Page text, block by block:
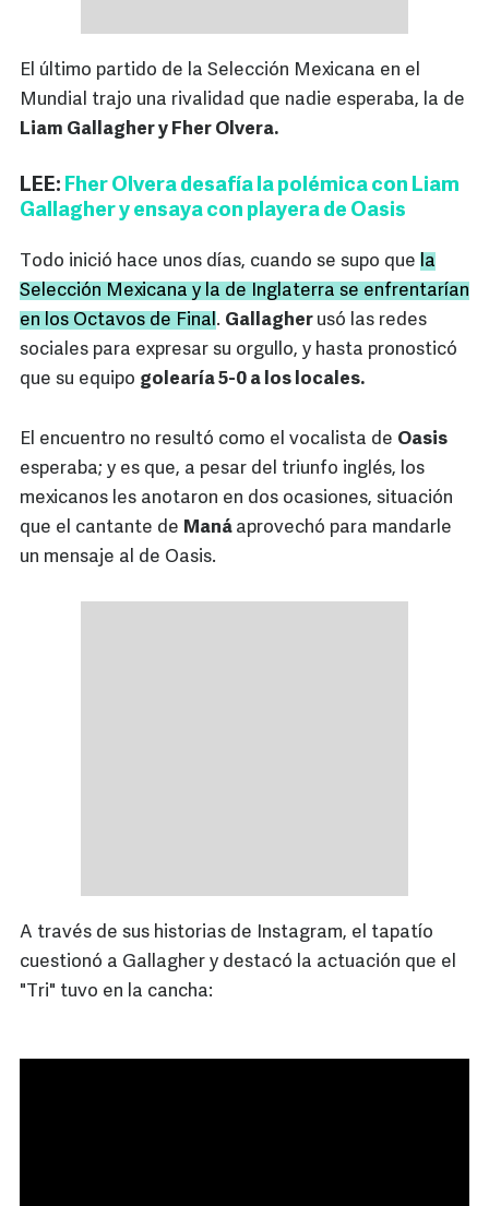
El último partido de la Selección Mexicana en el
Mundial trajo una rivalidad que nadie esperaba, la de
Liam Gallagher y Fher Olvera.
LEE: Fher Olvera desafía la polémica con Liam
Gallagher y ensaya con playera de Oasis
Todo inició hace unos días, cuando se supo que la
Selección Mexicana y la de Inglaterra se enfrentarían
en los Octavos de Final. Gallagher usó las redes
sociales para expresar su orgullo, y hasta pronosticó
que su equipo golearía 5-0 a los locales.
El encuentro no resultó como el vocalista de Oasis
esperaba; y es que, a pesar del triunfo inglés, los
mexicanos les anotaron en dos ocasiones, situación
que el cantante de Maná aprovechó para mandarle
un mensaje al de Oasis.
A través de sus historias de Instagram, el tapatío
cuestionó a Gallagher y destacó la actuación que el
"Tri" tuvo en la cancha: